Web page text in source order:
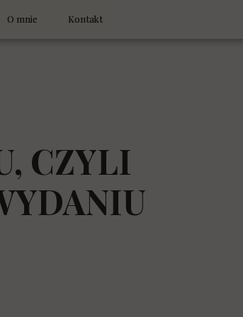
stole
O mnie Kontakt
CZYLI